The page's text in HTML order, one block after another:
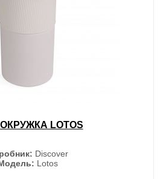
LOTOS
Discover
Lotos